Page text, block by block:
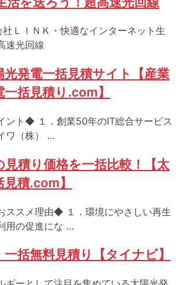
社ＬＩＮＫ・快適なインターネット生
速光回線
光発電一括見積サイト【産業
括見積り.com】
ント◆ １．創業50年のIT総合サービス
ワ（株） …
見積り価格を一括比較！【太
積.com】
ススメ理由◆ １．環境にやさしい再生
用の促進にな …
括無料見積り【タイナビ】